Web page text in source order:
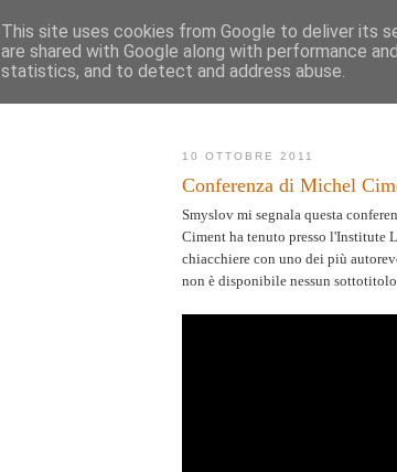
AK
Novità Mappa del sito
Vita
10 OTTOBRE 2011
Conferenza di Michel
Smyslov mi segnala questa
Ciment ha tenuto presso l'Institute
chiacchiere con uno dei più
non è disponibile nessun
This site uses cookies from Google to deliver its
are shared with Google along with performance
statistics, and to detect and address abuse.